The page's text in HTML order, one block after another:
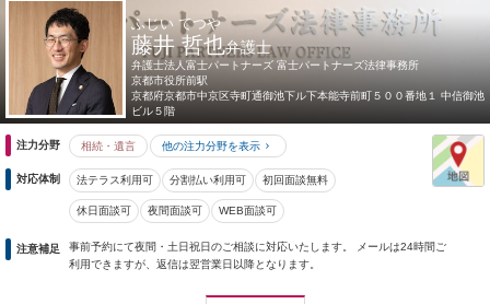
ふじい てつや
藤井 哲也弁護士
弁護士法人富士パートナーズ 富士パートナーズ法律事務所
京都市役所前駅
京都府京都市中京区寺町通御池下ル下本能寺前町５００番地１ 中信御池
ビル５階
注力分野 相続・遺言 他の注力分野を表示
対応体制 法テラス利用可 分割払い利用可 初回面談無料
休日面談可 夜間面談可 WEB面談可
注意補足
事前予約にて夜間・土日祝日のご相談に対応いたします。 メールは24時間ご
利用できますが、返信は翌営業日以降となります。